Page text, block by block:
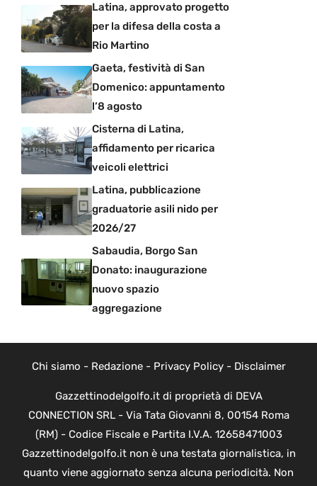
Latina, approvato progetto
per la difesa della costa a
Rio Martino
Gaeta, festività di San
Domenico: appuntamento
l’8 agosto
Cisterna di Latina,
affidamento per ricarica
veicoli elettrici
Latina, pubblicazione
graduatorie asili nido per
2026/27
Sabaudia, Borgo San
Donato: inaugurazione
nuovo spazio
aggregazione
Chi siamo - Redazione- Privacy Policy- Disclaimer
Gazzettinodelgolfo.it di proprietà di DEVA
CONNECTION SRL - Via Tata Giovanni 8, 00154 Roma
(RM) - Codice Fiscale e Partita I.V.A. 12658471003
Gazzettinodelgolfo.it non è una testata giornalistica, in
quanto viene aggiornato senza alcuna periodicità. Non